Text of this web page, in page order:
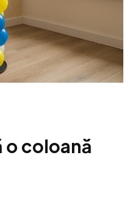
o coloană